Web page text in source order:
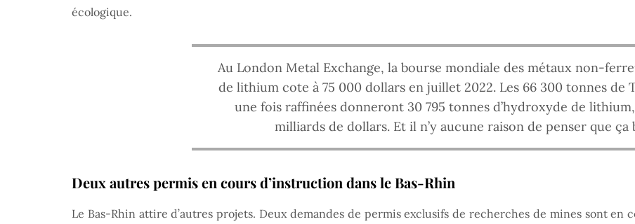
écologique.
Au London Metal Exchange, la bourse mondiale des métaux non-
de lithium cote à 75 000 dollars en juillet 2022. Les 66 300 tonnes de
une fois raffinées donneront 30 795 tonnes d’hydroxyde de
milliards de dollars. Et il n’y aucune raison de penser que ça
Deux autres permis en cours d’instruction dans le Bas-Rhin
Le Bas-Rhin attire d’autres projets. Deux demandes de permis exclusifs de recherches de mines sont en